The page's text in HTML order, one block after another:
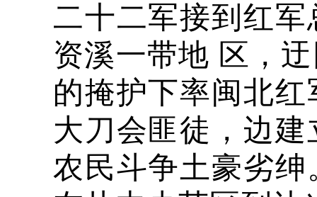
二十二军接到红
资溪一带地 区，
的掩护下率闽北
大刀会匪徒，边
农民斗争土豪劣